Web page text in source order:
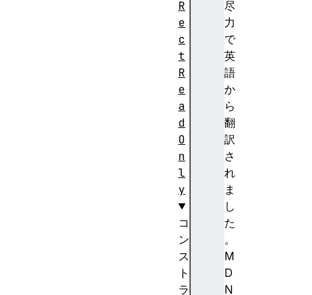
尽
力
で
英
語
か
ら
翻
訳
さ
れ
ま
し
た
。
M
D
N
R
e
c
t
R
e
a
d
O
n
l
y
コ
ン
ス
ト
ラ